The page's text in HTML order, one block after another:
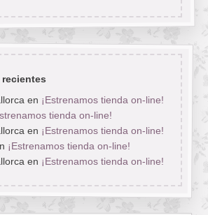
en ¡Estrenamos tienda on-line!
tienda on-line!
en ¡Estrenamos tienda on-line!
¡Estrenamos tienda on-line!
en ¡Estrenamos tienda on-line!